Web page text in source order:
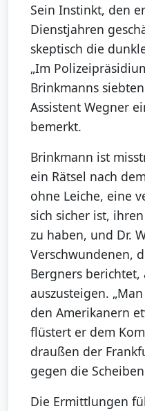
Sein Instinkt, den
Dienstjahren
skeptisch die
„Im
Brinkmanns
Assistent Wegner
bemerkt.
Brinkmann ist
ein Rätsel nach
ohne Leiche, eine
sich sicher ist,
zu haben, und Dr.
Verschwundenen,
Bergners berichtet,
auszusteigen.
den Amerikanern
flüstert er dem
draußen der
gegen die
Die Ermittlungen